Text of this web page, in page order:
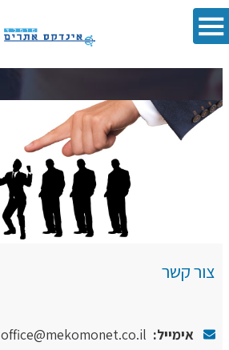
צור קשר
אימייל: office@mekomonet.co.il